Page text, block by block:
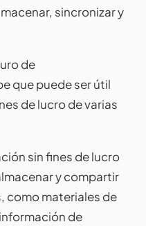
sincronizar y
de
que puede ser útil
de lucro de varias
sin fines de lucro
y compartir
como materiales de
de